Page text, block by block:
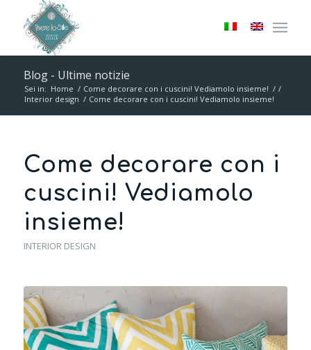
Blog - Ultime notizie
Sei in: Home / Come decorare con i cuscini! Vediamolo insieme! / /
Interior design / Come decorare con i cuscini! Vediamolo insieme!
Come decorare con i
cuscini! Vediamolo
insieme!
INTERIOR DESIGN